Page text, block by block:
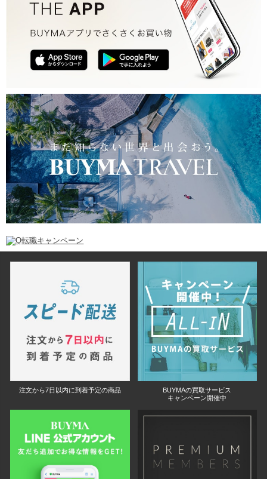
注文から7日以内に到着予定の商品
BUYMAの買取サービス
キャンペーン開催中